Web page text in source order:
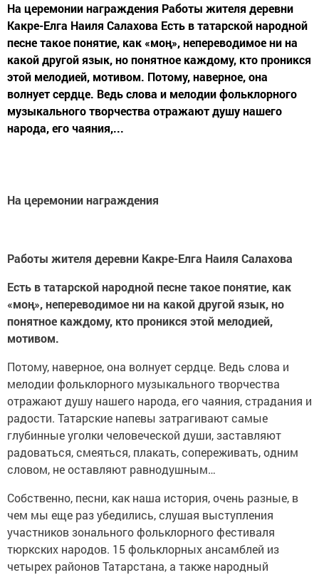
На церемонии награждения Работы жителя деревни
Какре-Елга Наиля Салахова Есть в татарской народной
песне такое понятие, как «моң», непереводимое ни на
какой другой язык, но понятное каждому, кто проникся
этой мелодией, мотивом. Потому, наверное, она
волнует сердце. Ведь слова и мелодии фольклорного
музыкального творчества отражают душу нашего
народа, его чаяния,...
На церемонии награждения
Работы жителя деревни Какре-Елга Наиля Салахова
Есть в татарской народной песне такое понятие, как
«моң», непереводимое ни на какой другой язык, но
понятное каждому, кто проникся этой мелодией,
мотивом.
Потому, наверное, она волнует сердце. Ведь слова и
мелодии фольклорного музыкального творчества
отражают душу нашего народа, его чаяния, страдания и
радости. Татарские напевы затрагивают самые
глубинные уголки человеческой души, заставляют
радоваться, смеяться, плакать, сопереживать, одним
словом, не оставляют равнодушным…
Собственно, песни, как наша история, очень разные, в
чем мы еще раз убедились, слушая выступления
участников зонального фольклорного фестиваля
тюркских народов. 15 фольклорных ансамблей из
четырех районов Татарстана, а также народный